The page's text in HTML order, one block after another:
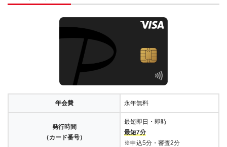
年会費 永年無料
発行時間
（カード番号）
最短即日・即時
最短7分
※申込5分・審査2分